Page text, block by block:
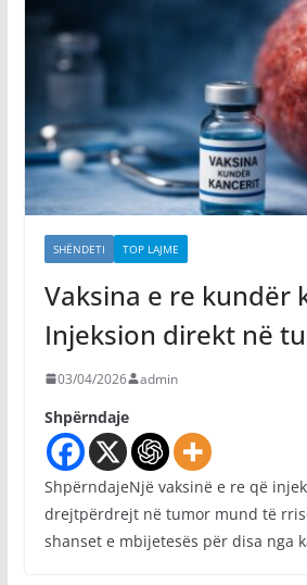
SHËNDETI TOP LAJME
Vaksina e re kundër
Injeksion direkt në
03/04/2026 admin
Shpërndaje
ShpërndajeNjë vaksinë e re që
drejtpërdrejt në tumor mund të
shanset e mbijetesës për disa nga